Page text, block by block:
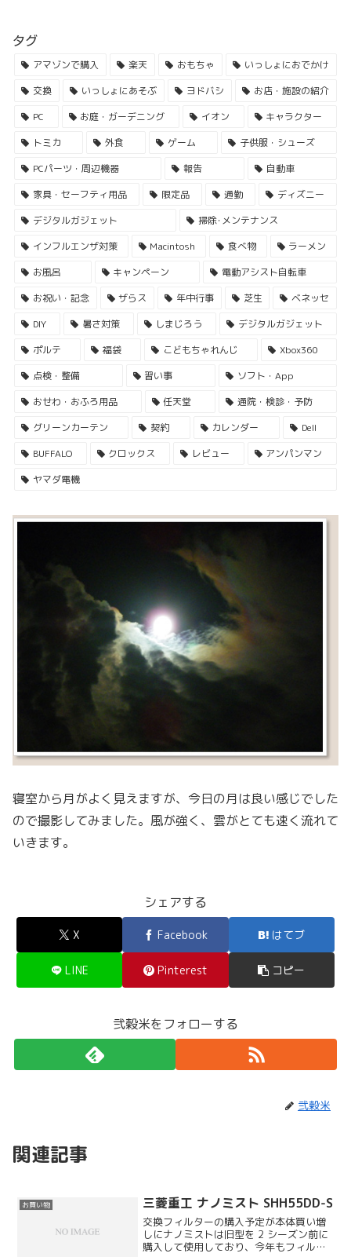
タグ
アマゾンで購入 楽天 おもちゃ
いっしょにおでかけ
交換
いっしょにあそぶ ヨドバシ
お店・施設の紹介
PC
お庭・ガーデニング イオン
キャラクター
トミカ
外食 ゲーム
子供服・シューズ
PCパーツ・周辺機器
報告
自動車
家具・セーフティ用品
限定品 通勤
ディズニー
デジタルガジェット
掃除･メンテナンス
インフルエンザ対策
Macintosh 食べ物
ラーメン
お風呂
キャンペーン
電動アシスト自転車
お祝い・記念
ザらス 年中行事 芝生
ベネッセ
DIY
暑さ対策 しまじろう
デジタルガジェット
ポルテ
福袋 こどもちゃれんじ
Xbox360
点検・整備
習い事
ソフト・App
おせわ・おふろ用品
任天堂
通院・検診・予防
グリーンカーテン
契約 カレンダー
Dell
BUFFALO
クロックス レビュー
アンパンマン
ヤマダ電機
寝室から月がよく見えますが、今日の月は良い感じでした
ので撮影してみました。風が強く、雲がとても速く流れて
いきます。
シェアする
X Facebook はてブ
LINE Pinterest コピー
弐穀米をフォローする
弐穀米
関連記事
お買い物 三菱重工 ナノミスト SHH55DD-S
交換フィルターの購入予定が本体買い増
しにナノミストは旧型を 2 シーズン前に
購入して使用しており、今年もフィルタ